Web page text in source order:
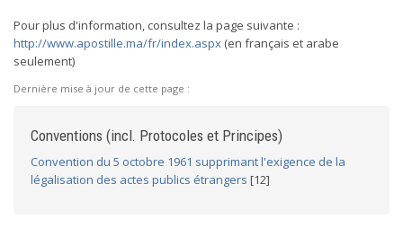
Pour plus d'information, consultez la page suivante :
http://www.apostille.ma/fr/index.aspx (en français et arabe
seulement)
Dernière mise à jour de cette page :
Conventions (incl. Protocoles et Principes)
Convention du 5 octobre 1961 supprimant l'exigence de la
légalisation des actes publics étrangers [12]